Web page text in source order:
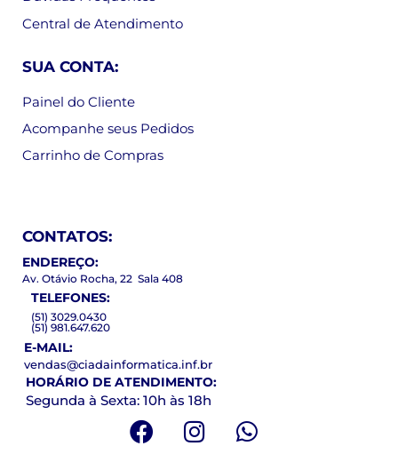
Central de Atendimento
SUA CONTA:
Painel do Cliente
Acompanhe seus Pedidos
Carrinho de Compras
CONTATOS:
ENDEREÇO:
Av. Otávio Rocha, 22 Sala 408
TELEFONES:
(51) 3029.0430
(51) 981.647.620
E-MAIL:
vendas@ciadainformatica.inf.br
HORÁRIO DE ATENDIMENTO:
Segunda à Sexta: 10h às 18h